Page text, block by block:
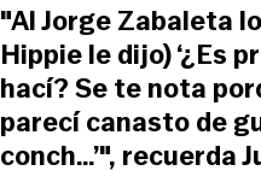
"Al Jorge Zabaleta
Hippie le dijo) ‘¿Es
hací? Se te nota
parecí canasto de
conch…’", recuerda